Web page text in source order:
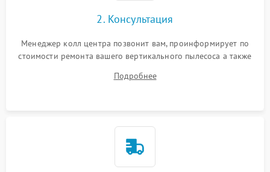
2. Консультация
Менеджер колл центра позвонит вам, проинформирует по
стоимости ремонта вашего вертикального пылесоса а также
Подробнее